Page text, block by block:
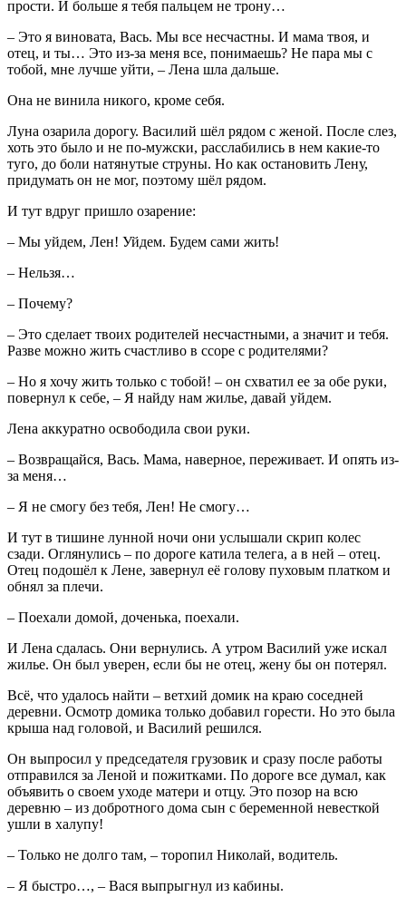
прости. И больше я тебя пальцем не трону…
– Это я виновата, Вась. Мы все несчастны. И мама твоя, и
отец, и ты… Это из-за меня все, понимаешь? Не пара мы с
тобой, мне лучше уйти, – Лена шла дальше.
Она не винила никого, кроме себя.
Луна озарила дорогу. Василий шёл рядом с женой. После слез,
хоть это было и не по-мужски, расслабились в нем какие-то
туго, до боли натянутые струны. Но как остановить Лену,
придумать он не мог, поэтому шёл рядом.
И тут вдруг пришло озарение:
– Мы уйдем, Лен! Уйдем. Будем сами жить!
– Нельзя…
– Почему?
– Это сделает твоих родителей несчастными, а значит и тебя.
Разве можно жить счастливо в ссоре с родителями?
– Но я хочу жить только с тобой! – он схватил ее за обе руки,
повернул к себе, – Я найду нам жилье, давай уйдем.
Лена аккуратно освободила свои руки.
– Возвращайся, Вась. Мама, наверное, переживает. И опять из-
за меня…
– Я не смогу без тебя, Лен! Не смогу…
И тут в тишине лунной ночи они услышали скрип колес
сзади. Оглянулись – по дороге катила телега, а в ней – отец.
Отец подошёл к Лене, завернул её голову пуховым платком и
обнял за плечи.
– Поехали домой, доченька, поехали.
И Лена сдалась. Они вернулись. А утром Василий уже искал
жилье. Он был уверен, если бы не отец, жену бы он потерял.
Всё, что удалось найти – ветхий домик на краю соседней
деревни. Осмотр домика только добавил горести. Но это была
крыша над головой, и Василий решился.
Он выпросил у председателя грузовик и сразу после работы
отправился за Леной и пожитками. По дороге все думал, как
объявить о своем уходе матери и отцу. Это позор на всю
деревню – из добротного дома сын с беременной невесткой
ушли в халупу!
– Только не долго там, – торопил Николай, водитель.
– Я быстро…, – Вася выпрыгнул из кабины.